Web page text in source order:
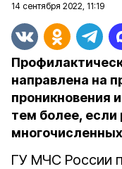
14 сентября 2022, 11:19
направлена на
проникновения
тем более, если
ГУ МЧС России